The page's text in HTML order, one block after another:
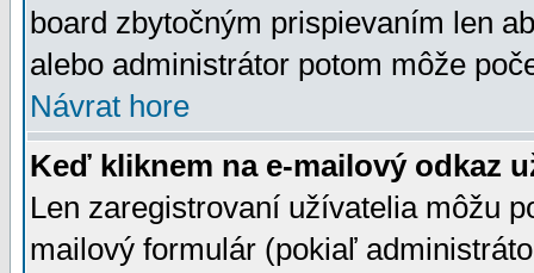
board zbytočným prispievaním len
alebo administrátor potom môže
Návrat hore
Keď kliknem na e-mailový odkaz
Len zaregistrovaní užívatelia môžu
mailový formulár (pokiaľ